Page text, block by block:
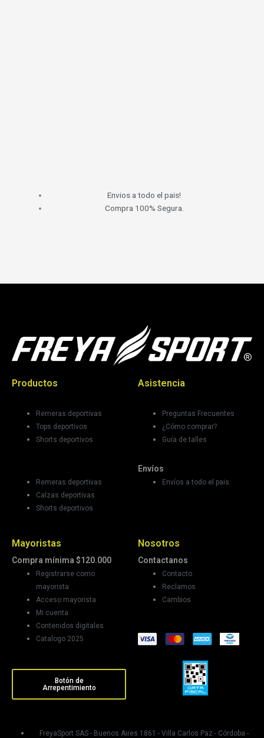
Envios a todo el pais!
Compra 100% Segura.
Productos
Remeras deportivas
Tops deportivos
Shorts deportivos
Remeras deportivas
Calzas deportivas
Shorts deportivos
Asistencia
Preguntas Frecuentes
¿Cómo comprar?
Guía de talles
Envíos
Envíos a todo el pais.
Mayoristas
Compra mínima $120.000
Registrarse como
mayorista
Acceso mayorista
Mi cuenta
Contenidos digitales
Catalogo 2025
Botón de
Arrepentimiento
Nosotros
Contactanos
Contacto
Reclamos
Cambios
FreyaSport SAS - Buenos Aires 1861 - Villa Carlos Paz - Córdoba -